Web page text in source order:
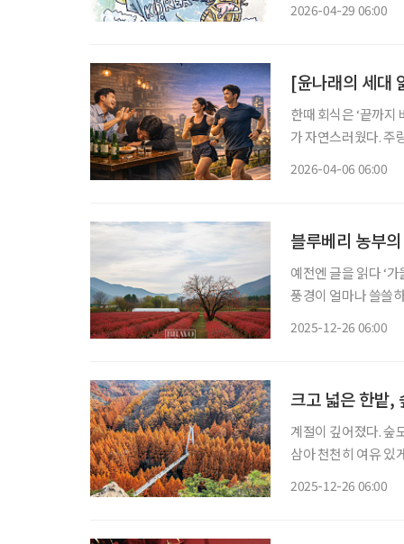
2026-04-29 06:00
[윤나래의 세대
한때 회식은 ‘끝까
가 자연스러웠다. 주
2026-04-06 06:00
블루베리 농부
예전엔 글을 읽다 ‘
풍경이 얼마나 쓸쓸
2025-12-26 06:00
크고 넓은 한밭,
계절이 깊어졌다. 숲
삼아 천천히 여유 있
2025-12-26 06:00